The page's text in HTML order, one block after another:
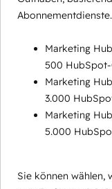
Abonnementdienste.
Marketing
500
Marketing
3.000
Marketing
5.000
Sie können wählen,